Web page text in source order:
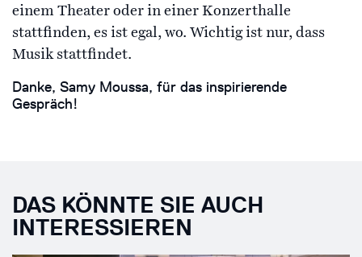
einem Theater oder in einer Konzerthalle
stattfinden, es ist egal, wo. Wichtig ist nur, dass
Musik stattfindet.
Danke, Samy Moussa, für das inspirierende
Gespräch!
DAS KÖNNTE SIE AUCH
INTERESSIEREN